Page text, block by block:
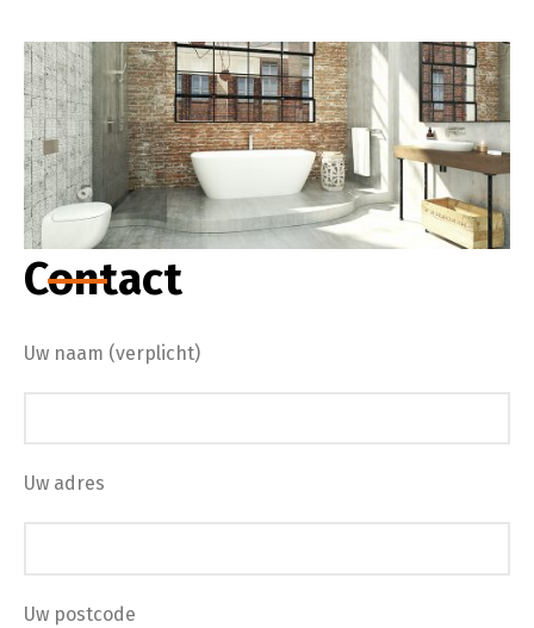
Contact
Uw naam (verplicht)
Uw adres
Uw postcode